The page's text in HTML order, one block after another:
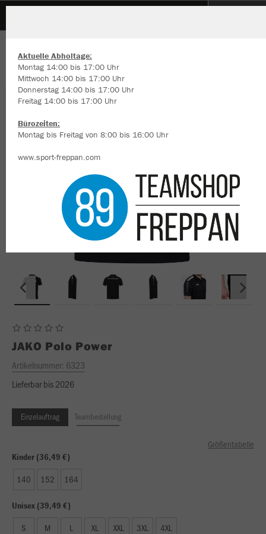
JAKO Polo Power
Artikelnummer: 6323
Lieferbar bis 2026
Einzelauftrag Teambestellung
Größentabelle
Kinder (36,49 €)
140 152 164
Unisex (39,49 €)
S M L XL XXL 3XL 4XL
Aktuelle Abholtage:
Montag 14:00 bis 17:00 Uhr
Mittwoch 14:00 bis 17:00 Uhr
Donnerstag 14:00 bis 17:00 Uhr
Freitag 14:00 bis 17:00 Uhr
Bürozeiten:
Montag bis Freitag von 8:00 bis 16:00 Uhr
www.sport-freppan.com
Wir verwenden Cookies
Inhalte anzeigen und unsere Website verbessern. Weitere
zu den Cookies findest Du in den Einstellungen.
Alle ablehnen
mehr Infos
Datenschutz
Impressum